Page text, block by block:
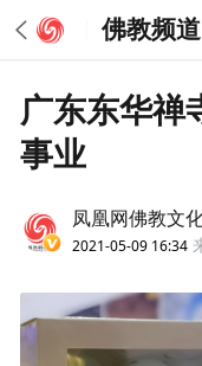
佛教频道
广东东华禅
事业
凤凰网佛教文
2021-05-09 16:34